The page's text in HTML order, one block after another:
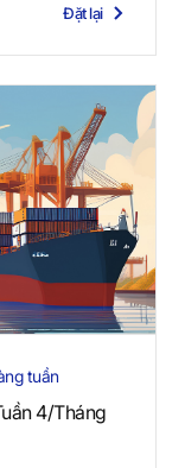
Đặt lại
tuần
4/Tháng